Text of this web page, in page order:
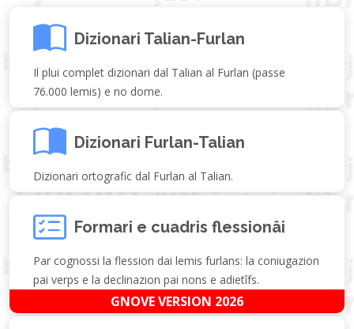
Dizionari Talian-Furlan
Il plui complet dizionari dal Talian al Furlan (passe
76.000 lemis) e no dome.
Dizionari Furlan-Talian
Dizionari ortografic dal Furlan al Talian.
Formari e cuadris flessionâi
Par cognossi la flession dai lemis furlans: la coniugazion
pai verps e la declinazion pai nons e adietîfs.
GNOVE VERSION 2026